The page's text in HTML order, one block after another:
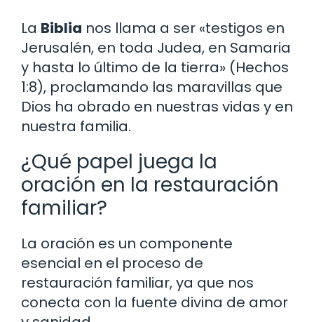
La Biblia nos llama a ser «testigos en
Jerusalén, en toda Judea, en Samaria
y hasta lo último de la tierra» (Hechos
1:8), proclamando las maravillas que
Dios ha obrado en nuestras vidas y en
nuestra familia.
¿Qué papel juega la
oración en la restauración
familiar?
La oración es un componente
esencial en el proceso de
restauración familiar, ya que nos
conecta con la fuente divina de amor